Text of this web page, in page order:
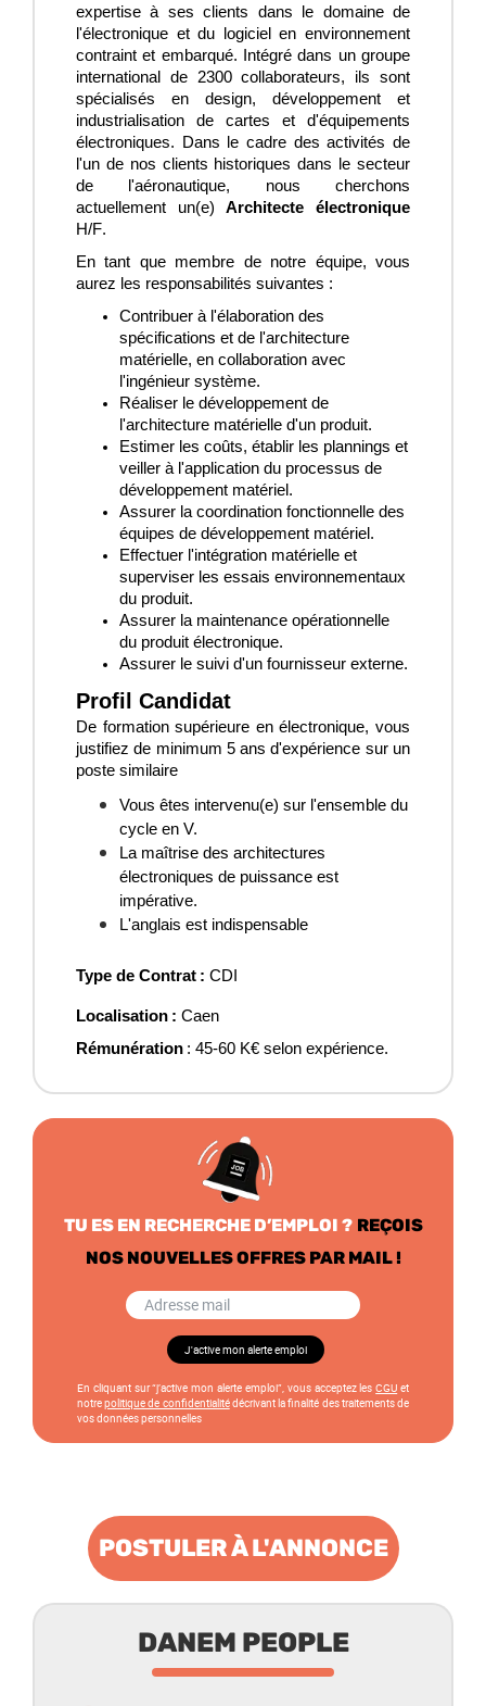
expertise à ses clients dans le domaine de
l'électronique et du logiciel en environnement
contraint et embarqué. Intégré dans un groupe
international de 2300 collaborateurs, ils sont
spécialisés en design, développement et
industrialisation de cartes et d'équipements
électroniques.
Dans le cadre des activités de
l'un de nos clients historiquesdans le secteur
de l'aéronautique, nous cherchons
actuellement un(e)Architecte électronique
H/F.
En tant que membre de notre équipe, vous
aurez les responsabilités suivantes :
Contribuer à l'élaboration des
spécifications et de l'architecture
matérielle, en collaboration avec
l'ingénieur système.
Réaliser le développement de
l'architecture matérielle d'un produit.
Estimer les coûts, établir les plannings et
veiller à l'application du processus de
développement matériel.
Assurer la coordination fonctionnelle des
équipes de développement matériel.
Effectuer l'intégration matérielle et
superviser les essais environnementaux
du produit.
Assurer la maintenance opérationnelle
du produit électronique.
Assurer le suivi d'un fournisseur externe.
Profil Candidat
De formation supérieure en électronique, vous
justifiez de minimum 5ans d'expérience sur un
poste similaire
Vous êtes intervenu(e) sur l'ensemble du
cycle en V.
La maîtrise des architectures
électroniques de puissance est
impérative.
L'anglais est indispensable
Type de Contrat : CDI
Localisation : Caen
Rémunération : 45-60 K€ selon expérience.
TU ES EN RECHERCHE D’EMPLOI ? REÇOIS
NOS NOUVELLES OFFRES PAR MAIL !
En cliquant sur “j’active mon alerte emploi”, vous acceptez lesCGU et
notrepolitique de confidentialitédécrivant la finalité des traitements de
vos données personnelles
POSTULER À L'ANNONCE
DANEM PEOPLE